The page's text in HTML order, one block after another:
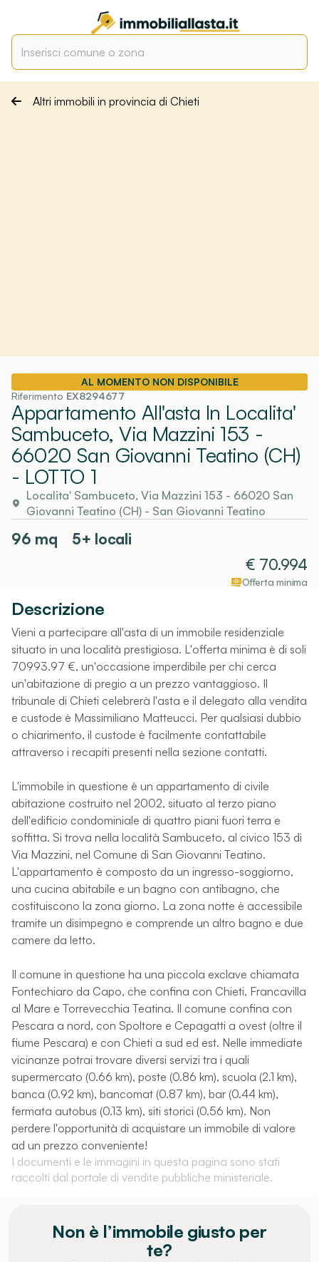
Altri immobili in provincia di Chieti
AL MOMENTO NON DISPONIBILE
Riferimento EX8294677
Appartamento All'asta In Localita'
Sambuceto, Via Mazzini 153 -
66020 San Giovanni Teatino (CH)
- LOTTO 1
Localita' Sambuceto, Via Mazzini 153 - 66020 San
Giovanni Teatino (CH) - San Giovanni Teatino
96 mq
5+ locali
€ 70.994
Offerta minima
Descrizione
Vieni a partecipare all'asta di un immobile residenziale
situato in una località prestigiosa. L'offerta minima è di soli
70993.97 €, un'occasione imperdibile per chi cerca
un'abitazione di pregio a un prezzo vantaggioso. Il
tribunale di Chieti celebrerà l'asta e il delegato alla vendita
e custode è Massimiliano Matteucci. Per qualsiasi dubbio
o chiarimento, il custode è facilmente contattabile
attraverso i recapiti presenti nella sezione contatti.
L'immobile in questione è un appartamento di civile
abitazione costruito nel 2002, situato al terzo piano
dell'edificio condominiale di quattro piani fuori terra e
soffitta. Si trova nella località Sambuceto, al civico 153 di
Via Mazzini, nel Comune di San Giovanni Teatino.
L'appartamento è composto da un ingresso-soggiorno,
una cucina abitabile e un bagno con antibagno, che
costituiscono la zona giorno. La zona notte è accessibile
tramite un disimpegno e comprende un altro bagno e due
camere da letto.
Il comune in questione ha una piccola exclave chiamata
Fontechiaro da Capo, che confina con Chieti, Francavilla
al Mare e Torrevecchia Teatina. Il comune confina con
Pescara a nord, con Spoltore e Cepagatti a ovest (oltre il
fiume Pescara) e con Chieti a sud ed est. Nelle immediate
vicinanze potrai trovare diversi servizi tra i quali
supermercato (0.66 km), poste (0.86 km), scuola (2.1 km),
banca (0.92 km), bancomat (0.87 km), bar (0.44 km),
fermata autobus (0.13 km), siti storici (0.56 km). Non
perdere l'opportunità di acquistare un immobile di valore
ad un prezzo conveniente!
I documenti e le immagini in questa pagina sono stati
raccolti dal portale di vendite pubbliche ministeriale.
Non è l’immobile giusto per
te?